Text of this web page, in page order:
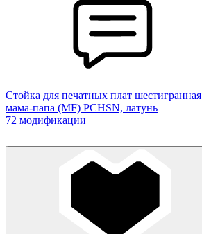
Стойка для печатных плат шестигранная
мама-папа (MF) PCHSN, латунь
72 модификации